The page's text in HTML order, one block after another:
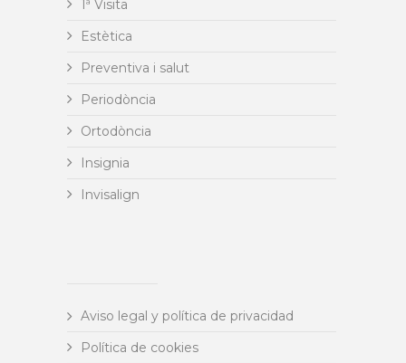
1ª Visita
Estètica
Preventiva i salut
Periodòncia
Ortodòncia
Insignia
Invisalign
Aviso legal y política de privacidad
Política de cookies